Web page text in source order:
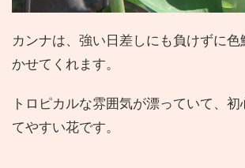
カンナは、強い日差しにも負けずに色
かせてくれます。
トロピカルな雰囲気が漂っていて、
てやすい花です。